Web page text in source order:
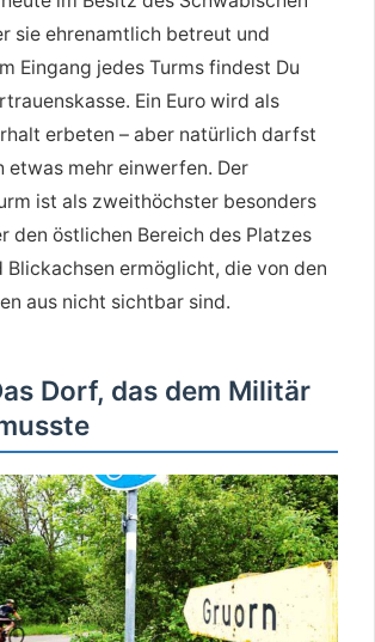
sie ehrenamtlich betreut und
Eingang jedes Turms findest Du
Ein Euro wird als
erbeten – aber natürlich darfst
etwas mehr einwerfen. Der
ist als zweithöchster besonders
den östlichen Bereich des Platzes
Blickachsen ermöglicht, die von den
aus nicht sichtbar sind.
Dorf, das dem Militär